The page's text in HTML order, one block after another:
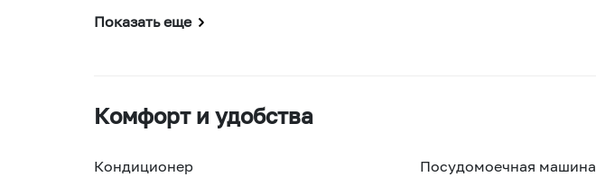
Показать еще
Комфорт и удобства
Кондиционер
Посудомоечная машина